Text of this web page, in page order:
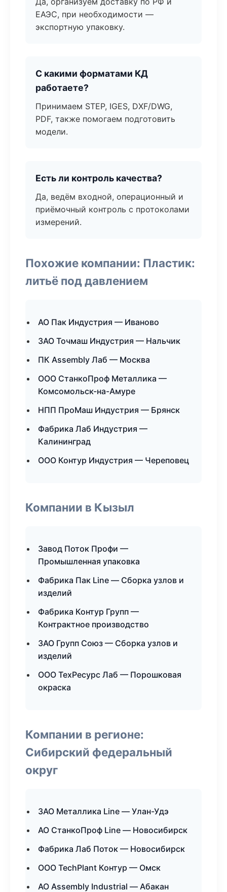
ЕАЭС, при необходимости —
экспортную упаковку.
С какими форматами КД
работаете?
Принимаем STEP, IGES, DXF/DWG,
PDF, также помогаем подготовить
модели.
Есть ли контроль качества?
Да, ведём входной, операционный и
приёмочный контроль с протоколами
измерений.
Похожие компании: Пластик:
литьё под давлением
АО Пак Индустрия — Иваново
ЗАО Точмаш Индустрия — Нальчик
ПК Assembly Лаб — Москва
ООО СтанкоПроф Металлика —
Комсомольск-на-Амуре
НПП ПроМаш Индустрия — Брянск
Фабрика Лаб Индустрия —
Калининград
ООО Контур Индустрия — Череповец
Компании в Кызыл
Завод Поток Профи —
Промышленная упаковка
Фабрика Пак Line — Сборка узлов и
изделий
Фабрика Контур Групп —
Контрактное производство
ЗАО Групп Союз — Сборка узлов и
изделий
ООО ТехРесурс Лаб — Порошковая
окраска
Компании в регионе:
Сибирский федеральный
округ
ЗАО Металлика Line — Улан-Удэ
АО СтанкоПроф Line — Новосибирск
Фабрика Лаб Поток — Новосибирск
ООО TechPlant Контур — Омск
АО Assembly Industrial — Абакан